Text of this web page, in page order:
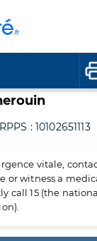
: 10102651113
vitale,
or witness a
call 15 (the